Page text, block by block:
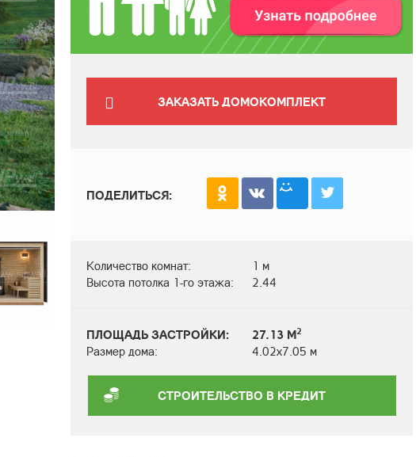
ЗАКАЗАТЬ ДОМОКОМПЛЕКТ
ПОДЕЛИТЬСЯ:
Количество комнат:
1 м
Высота потолка 1-го этажа:
2.44
ПЛОЩАДЬ ЗАСТРОЙКИ: 27.13 М2
Размер дома: 4.02х7.05 м
СТРОИТЕЛЬСТВО В КРЕДИТ